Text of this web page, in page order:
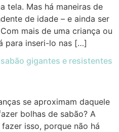
tela. Mas há maneiras de
de idade – e ainda ser
mais de uma criança ou
para inseri-lo nas […]
gigantes e resistentes
se aproximam daquele
bolhas de sabão? A
isso, porque não há